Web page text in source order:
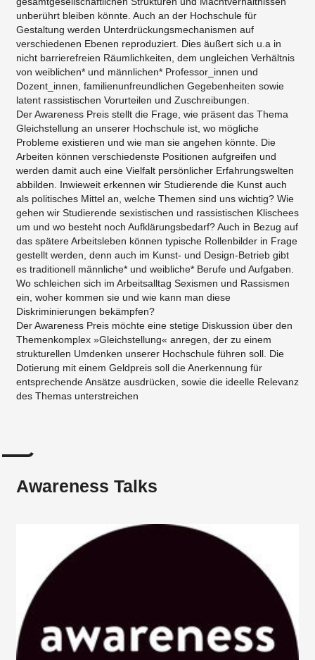
unberührt bleiben könnte. Auch an der Hochschule für
Gestaltung werden Unterdrückungsmechanismen auf
verschiedenen Ebenen reproduziert. Dies äußert sich u.a in
nicht barrierefreien Räumlichkeiten, dem ungleichen Verhältnis
von weiblichen* und männlichen* Professor_innen und
Dozent_innen, familienunfreundlichen Gegebenheiten sowie
latent rassistischen Vorurteilen und Zuschreibungen.
Der Awareness Preis stellt die Frage, wie präsent das Thema
Gleichstellung an unserer Hochschule ist, wo mögliche
Probleme existieren und wie man sie angehen könnte. Die
Arbeiten können verschiedenste Positionen aufgreifen und
werden damit auch eine Vielfalt persönlicher Erfahrungswelten
abbilden. Inwieweit erkennen wir Studierende die Kunst auch
als politisches Mittel an, welche Themen sind uns wichtig? Wie
gehen wir Studierende sexistischen und rassistischen Klischees
um und wo besteht noch Aufklärungsbedarf? Auch in Bezug auf
das spätere Arbeitsleben können typische Rollenbilder in Frage
gestellt werden, denn auch im Kunst- und Design-Betrieb gibt
es traditionell männliche* und weibliche* Berufe und Aufgaben.
Wo schleichen sich im Arbeitsalltag Sexismen und Rassismen
ein, woher kommen sie und wie kann man diese
Diskriminierungen bekämpfen?
Der Awareness Preis möchte eine stetige Diskussion über den
Themenkomplex »Gleichstellung« anregen, der zu einem
strukturellen Umdenken unserer Hochschule führen soll. Die
Dotierung mit einem Geldpreis soll die Anerkennung für
entsprechende Ansätze ausdrücken, sowie die ideelle Relevanz
des Themas unterstreichen
Awareness Talks